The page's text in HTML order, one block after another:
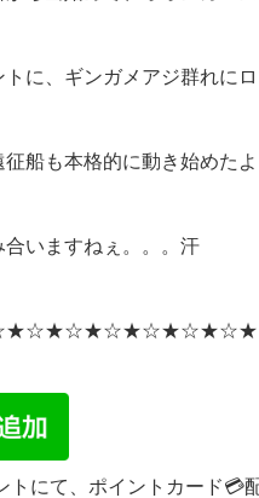
に、ギンガメアジ群れに
船も本格的に動き始めたよ
いますねぇ。。。汗
トにて、ポイントカード